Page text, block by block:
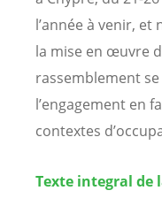
l’année à venir,
la mise en œuvre
rassemblement
l’engagement en
contextes
Texte integral de